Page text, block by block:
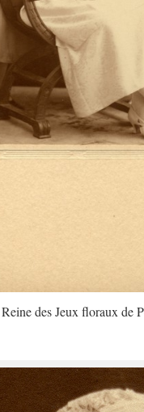
des Jeux floraux de